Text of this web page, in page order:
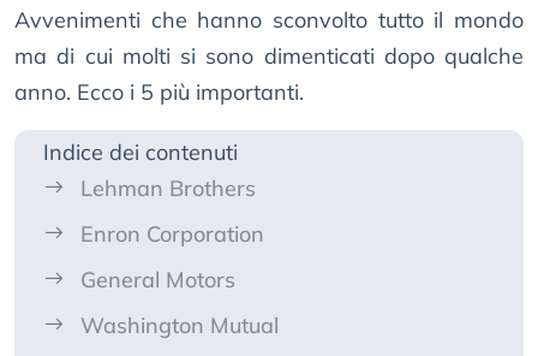
Avvenimenti che hanno sconvolto tutto il mondo
ma di cui molti si sono dimenticati dopo qualche
anno. Ecco i 5 più importanti.
Indice dei contenuti
Lehman Brothers
Enron Corporation
General Motors
Washington Mutual